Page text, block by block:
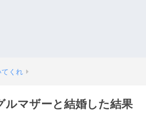
くれ
ルマザーと結婚した結果